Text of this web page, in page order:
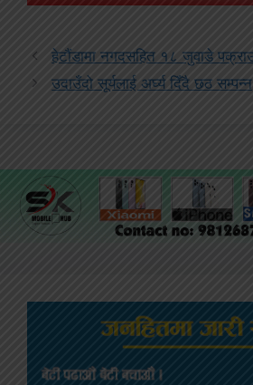
हेटौंडामा नगदसहित १८ जुवाडे
उदाउँदो सूर्यलाई अर्घ्य दिँदै छठ सम्पन्न